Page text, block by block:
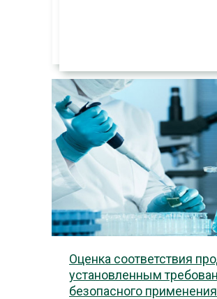
Оценка соответствия
установленным
безопасного применения